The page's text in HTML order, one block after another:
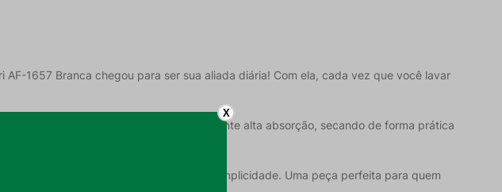
1657 Branca chegou para ser sua aliada diária! Com ela, cada vez que você lavar
só isso: sua gramatura de 340 g/m² garante alta absorção, secando de forma prática
trazendo um toque de elegância e simplicidade. Uma peça perfeita para quem
X